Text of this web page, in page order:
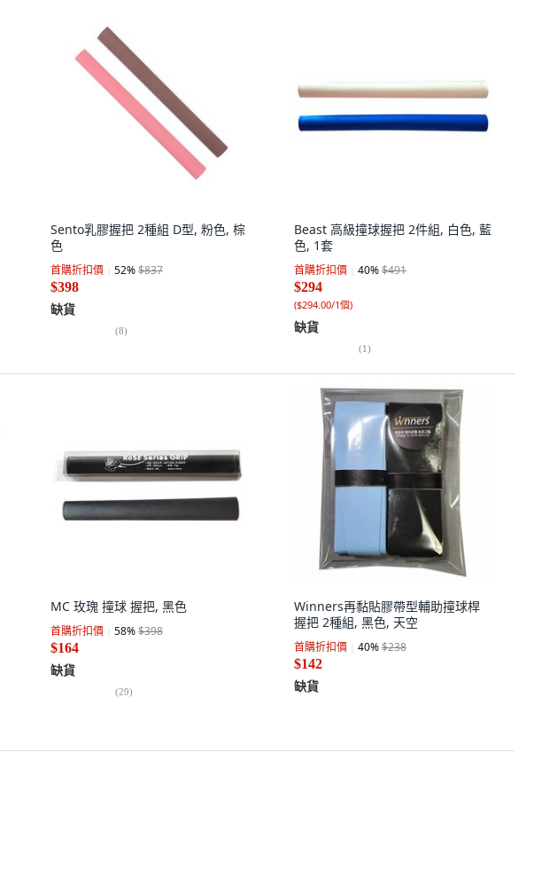
Sento乳膠握把 2種組 D型, 粉色, 棕
色
首購折扣價 52%$837
$398
缺貨
(8)
Beast 高級撞球握把 2件組, 白色, 藍
色, 1套
首購折扣價 40%$491
$294
($294.00/1個)
缺貨
(1)
MC 玫瑰 撞球 握把, 黑色
首購折扣價 58%$398
$164
缺貨
(29)
Winners再黏貼膠帶型輔助撞球桿
握把 2種組, 黑色, 天空
首購折扣價 40%$238
$142
缺貨